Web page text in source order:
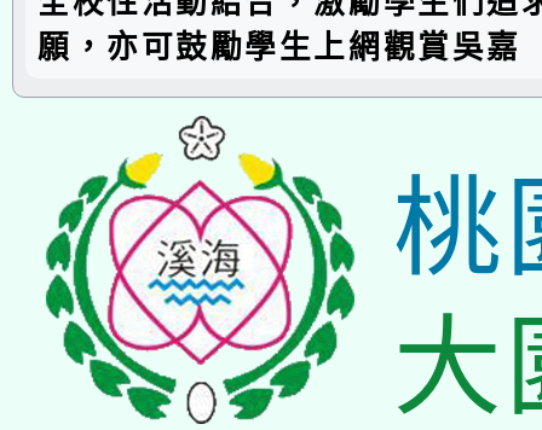
願，亦可鼓勵學生上網觀賞吳嘉
桃
大